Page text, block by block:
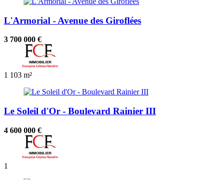
L'Armorial - Avenue des Giroflées
3 700 000 €
1 103 m²
Le Soleil d'Or - Boulevard Rainier III
4 600 000 €
1